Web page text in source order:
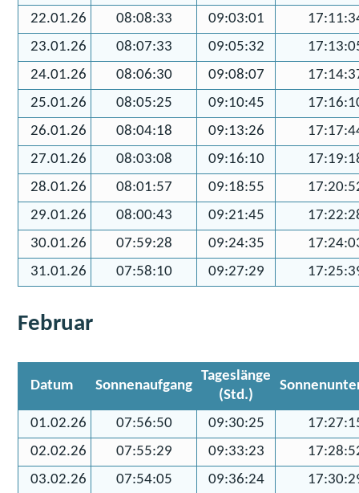
22.01.26
08:08:33 09:03:01
23.01.26
08:07:33 09:05:32
24.01.26
08:06:30 09:08:07
25.01.26
08:05:25 09:10:45
26.01.26
08:04:18 09:13:26
27.01.26
08:03:08 09:16:10
28.01.26
08:01:57 09:18:55
29.01.26
08:00:43 09:21:45
30.01.26
07:59:28 09:24:35
31.01.26
07:58:10 09:27:29
Februar
Datum Sonnenaufgang
Tageslänge
(Std.)
01.02.26 07:56:50 09:30:25
02.02.26
07:55:29 09:33:23
03.02.26
07:54:05 09:36:24